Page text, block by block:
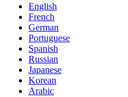
English
French
German
Portuguese
Spanish
Russian
Japanese
Korean
Arabic